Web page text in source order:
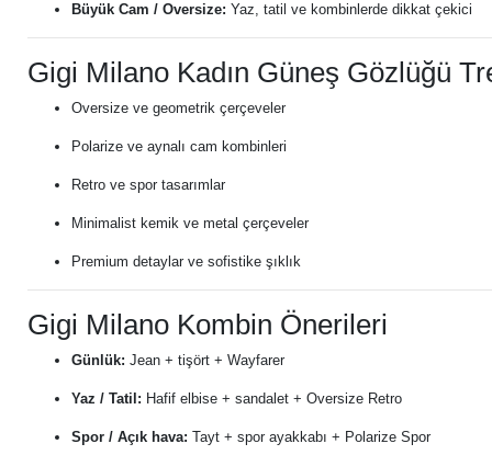
Büyük Cam / Oversize: Yaz, tatil ve kombinlerde dikkat çekici
Gigi Milano Kadın Güneş Gözlüğü
Oversize ve geometrik çerçeveler
Polarize ve aynalı cam kombinleri
Retro ve spor tasarımlar
Minimalist kemik ve metal çerçeveler
Premium detaylar ve sofistike şıklık
Gigi Milano Kombin Önerileri
Günlük: Jean + tişört + Wayfarer
Yaz / Tatil: Hafif elbise + sandalet + Oversize Retro
Spor / Açık hava: Tayt + spor ayakkabı + Polarize Spor